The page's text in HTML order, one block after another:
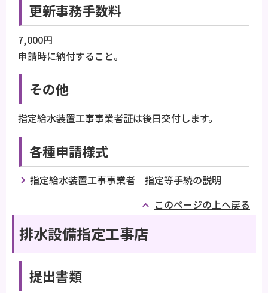
更新事務手数料
7,000円
申請時に納付すること。
その他
指定給水装置工事事業者証は後日交付します。
各種申請様式
指定給水装置工事事業者 指定等手続の説明
このページの上へ戻る
排水設備指定工事店
提出書類